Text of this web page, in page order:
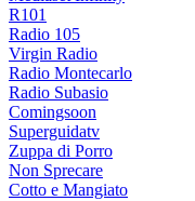
R101
Radio 105
Virgin Radio
Radio Montecarlo
Radio Subasio
Comingsoon
Superguidatv
Zuppa di Porro
Non Sprecare
Cotto e Mangiato